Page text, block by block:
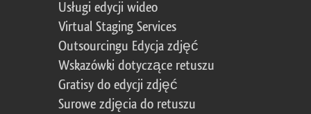
Usługi edycji wideo
Virtual Staging Services
Outsourcingu Edycja zdjęć
Wskazówki dotyczące retuszu
Gratisy do edycji zdjęć
Surowe zdjęcia do retuszu